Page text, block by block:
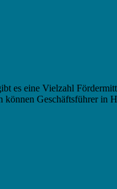
es eine Vielzahl
Geschäftsführer